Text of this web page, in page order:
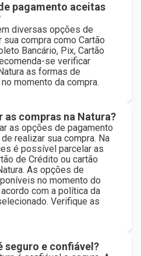
pagamento aceitas
diversas opções de
compra como Cartão
Bancário, Pix, Cartão
se verificar
as formas de
momento da compra.
as compras na Natura?
as opções de pagamento
realizar sua compra. Na
é possível parcelar as
de Crédito ou cartão
As opções de
no momento do
com a política da
Verifique as
seguro e confiável?